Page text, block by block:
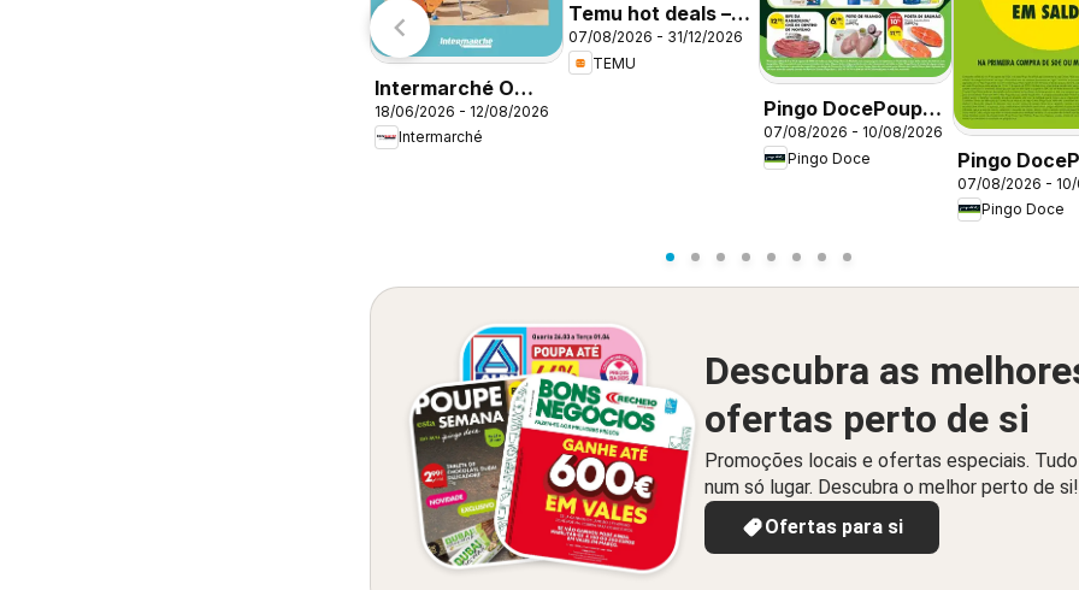
Intermarché O
melhor no verão
18/06/2026 - 12/08/2026
Intermarché
Temu hot deals –
Portugal
07/08/2026 - 31/12/2026
TEMU
Pingo DocePoupe
este Fim de
Semana Madeira
07/08/2026 - 10/08/2026
Pingo Doce
Pingo
este Fim de
Semana
07/08/2026 -
Pingo Doce
Descubra as
ofertas perto de si
Promoções locais e ofertas especiais. Tudo
num só lugar. Descubra o melhor perto de si!
Ofertas para si